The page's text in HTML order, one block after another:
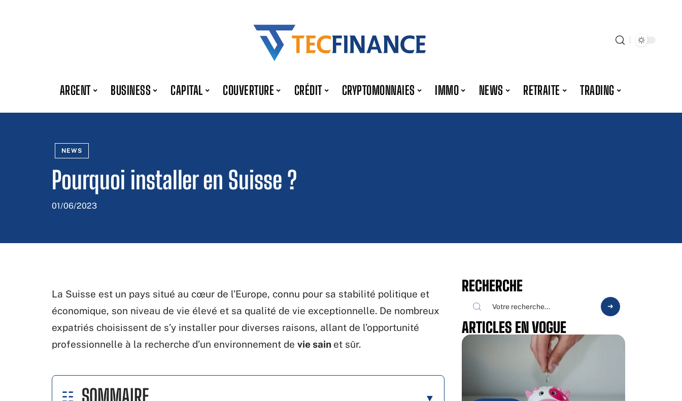
ARGENT BUSINESS CAPITAL COUVERTURE CRÉDIT CRYPTOMONNAIES IMMO NEWS RETRAITE TRADING
NEWS
Pourquoi installer en Suisse ?
01/06/2023
La Suisse est un pays situé au cœur de l’Europe, connu pour sa stabilité politique et
économique, son niveau de vie élevé et sa qualité de vie exceptionnelle. De nombreux
expatriés choisissent de s’y installer pour diverses raisons, allant de l’opportunité
professionnelle à la recherche d’un environnement de vie sain et sûr.
SOMMAIRE
RECHERCHE
ARTICLES EN VOGUE